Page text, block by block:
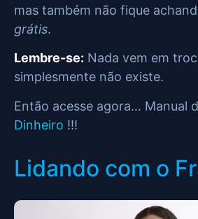
mas também não fique
grátis.
Lembre-se: Nada vem em
simplesmente não existe.
Então acesse agora… Manual
Dinheiro !!!
Lidando com o